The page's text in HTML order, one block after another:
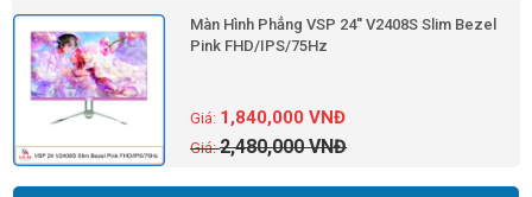
Màn Hình Phẳng VSP 24'' V2408S Slim Bezel
Pink FHD/IPS/75Hz
2,480,000VNĐ
1,840,000VNĐ